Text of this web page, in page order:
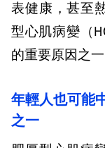
表健康，甚至
型心肌病變（
的重要原因之一
年輕人也可能
之一